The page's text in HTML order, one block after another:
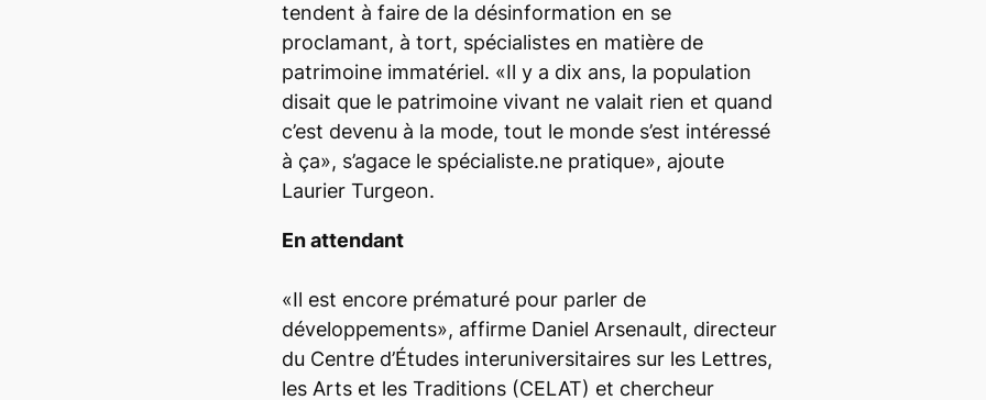
tendent à faire de la désinformation en se
proclamant, à tort, spécialistes en matière de
patrimoine immatériel. «Il y a dix ans, la population
disait que le patrimoine vivant ne valait rien et quand
c’est devenu à la mode, tout le monde s’est intéressé
à ça», s’agace le spécialiste.ne pratique», ajoute
Laurier Turgeon.
En attendant
«Il est encore prématuré pour parler de
développements», affirme Daniel Arsenault, directeur
du Centre d’Études interuniversitaires sur les Lettres,
les Arts et les Traditions (CELAT) et chercheur